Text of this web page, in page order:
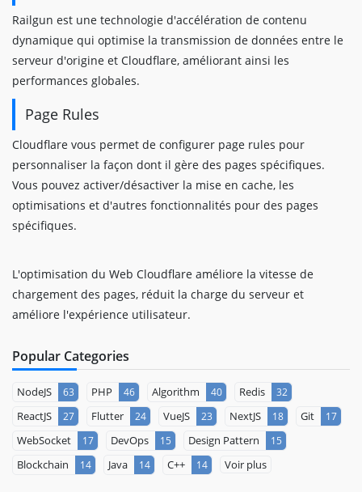
Railgun est une technologie d'accélération de contenu
dynamique qui optimise la transmission de données entre le
serveur d'origine et Cloudflare, améliorant ainsi les
performances globales.
Page Rules
Cloudflare vous permet de configurer page rules pour
personnaliser la façon dont il gère des pages spécifiques.
Vous pouvez activer/désactiver la mise en cache, les
optimisations et d'autres fonctionnalités pour des pages
spécifiques.
L'optimisation du Web Cloudflare améliore la vitesse de
chargement des pages, réduit la charge du serveur et
améliore l'expérience utilisateur.
Popular Categories
NodeJS 63 PHP 46 Algorithm 40 Redis 32
ReactJS 27 Flutter 24 VueJS 23 NextJS 18 Git 17
WebSocket 17 DevOps 15 Design Pattern 15
Blockchain 14 Java 14 C++ 14 Voir plus